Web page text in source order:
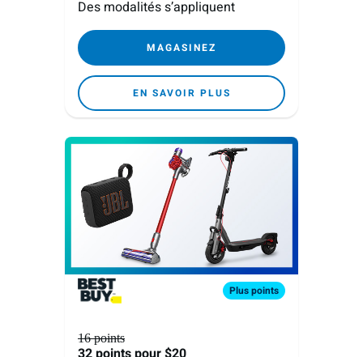
Des modalités s’appliquent
MAGASINEZ
EN SAVOIR PLUS
Pluspoints
16 points